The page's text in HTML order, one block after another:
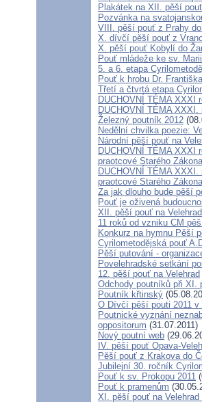
Plakátek na XII. pěší
Pozvánka na
VIII. pěší pouť z Prahy
X. dívčí pěší pouť z
X. pěší pouť Kobylí do
Pouť mládeže ke sv.
5. a 6. etapa
Pouť k hrobu Dr.
Třetí a čtvrtá etapa
DUCHOVNÍ TÉMA XXXI
DUCHOVNÍ TÉMA
Železný poutník 2012
Nedělní chvilka poezie:
Národní pěší pouť na
DUCHOVNÍ TÉMA XXXI
praotcové Starého Zákona
DUCHOVNÍ TÉMA
praotcové Starého Zákona
Za jak dlouho bude pěší
Pouť je oživená
XII. pěší pouť na
11 roků od vzniku CM
Konkurz na hymnu Pěší
Cyrilometodějská pouť
Pěší putování -
Povelehradské setkání
12. pěší pouť na Velehrad
Odchody poutníků při XI.
Poutník křtinský
O Dívčí pěší pouti 2011 v
Poutnické vyznání
oppositorum (31.07.2011)
Nový poutní web
IV. pěší pouť Opava-
Pěší pouť z Krakova do
Jubilejní 30. ročník
Pouť k sv. Prokopu 2011
Pouť k pramenům
XI. pěší pouť na Velehrad